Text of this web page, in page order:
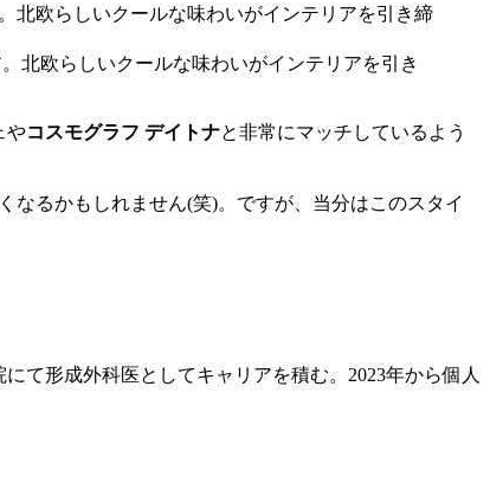
北欧らしいクールな味わいがインテリアを引き
やコスモグラフ デイトナと非常にマッチしているよう
なるかもしれません(笑)。ですが、当分はこのスタイ
て形成外科医としてキャリアを積む。2023年から個人